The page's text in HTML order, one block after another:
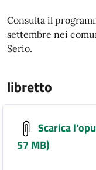
Consulta il
settembre nei
Serio.
libretto
Scarica
57 MB)